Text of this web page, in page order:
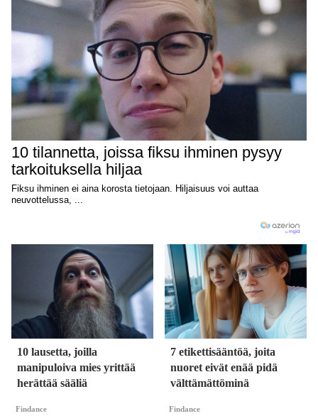
10 lausetta, joilla
manipuloiva mies yrittää
herättää sääliä
Findance
7 etikettisääntöä, joita
nuoret eivät enää pidä
välttämättöminä
Findance